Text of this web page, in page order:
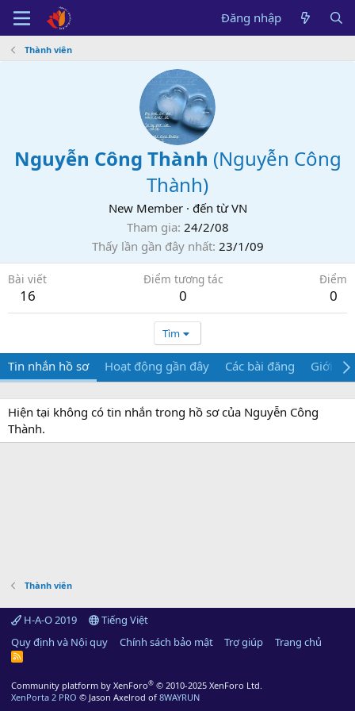
Đăng nhập
Thành viên
Nguyễn Công Thành (Nguyễn Công
Thành)
New Member · đến từ VN
Tham gia 24/2/08
Thấy lần gần đây nhất 23/1/09
Bài viết
16
Điểm tương tác
0
Điểm
0
Tìm
Tin nhắn hồ sơ Hoạt động gần đây Các bài đăng Giới
Hiện tại không có tin nhắn trong hồ sơ của Nguyễn Công
Thành.
Thành viên
H-A-O 2019
Tiếng Việt
Quy định và Nội quy
Chính sách bảo mật Trợ giúp Trang chủ
R
Community platform by XenForo® © 2010-2025 XenForo Ltd.
XenPorta 2 PRO © Jason Axelrod of 8WAYRUN